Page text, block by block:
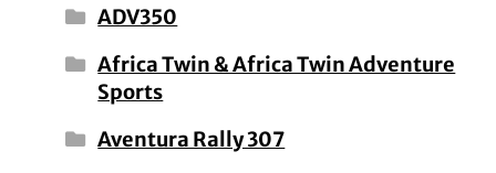
ADV350
Africa Twin & Africa Twin Adventure
Sports
Aventura Rally 307